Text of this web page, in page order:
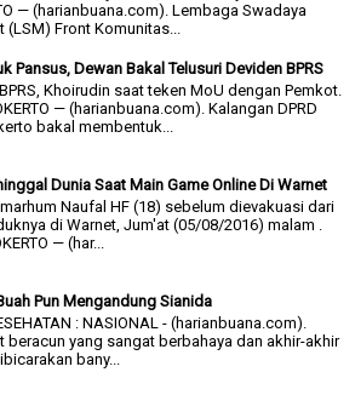
— (harianbuana.com). Lembaga Swadaya
(LSM) Front Komunitas...
Pansus, Dewan Bakal Telusuri Deviden BPRS
Khoirudin saat teken MoU dengan Pemkot.
— (harianbuana.com). Kalangan DPRD
bakal membentuk...
Dunia Saat Main Game Online Di Warnet
Naufal HF (18) sebelum dievakuasi dari
di Warnet, Jum'at (05/08/2016) malam .
— (har...
Pun Mengandung Sianida
: NASIONAL - (harianbuana.com).
beracun yang sangat berbahaya dan akhir-akhir
bany...